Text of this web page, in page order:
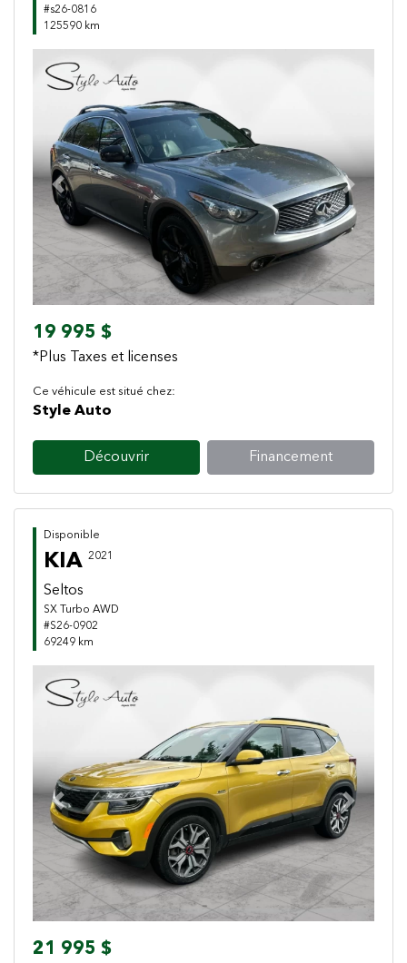
#s26-0816
125590 km
Previous Next
19 995 $
*Plus Taxes et licenses
Ce véhicule est situé chez:
Style Auto
Découvrir Financement
Disponible
KIA 2021
Seltos
SX Turbo AWD
#S26-0902
69249 km
Previous Next
21 995 $